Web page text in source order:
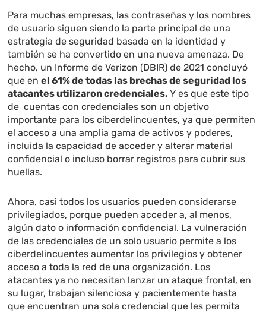
Para muchas empresas, las contraseñas y los nombres
de usuario siguen siendo la parte principal de una
estrategia de seguridad basada en la identidad y
también se ha convertido en una nueva amenaza. De
hecho, un Informe de Verizon (DBIR) de 2021 concluyó
que enel 61% de todas las brechas de seguridad los
atacantes utilizaron credenciales.Y es que este tipo
de cuentas con credenciales son un objetivo
importante para los ciberdelincuentes, ya que permiten
el acceso a una amplia gama de activos y poderes,
incluida la capacidad de acceder y alterar material
confidencial o incluso borrar registros para cubrir sus
huellas.
Ahora, casi todos los usuarios pueden considerarse
privilegiados, porque pueden acceder a, al menos,
algún dato o información confidencial. La vulneración
de las credenciales de un solo usuario permite a los
ciberdelincuentes aumentar los privilegios y obtener
acceso a toda la red de una organización. Los
atacantes ya no necesitan lanzar un ataque frontal, en
su lugar, trabajan silenciosa y pacientemente hasta
que encuentran una sola credencial que les permita